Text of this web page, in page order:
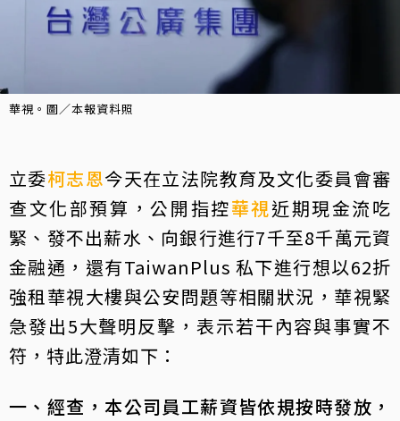
華視。圖／本報資料照
立委柯志恩今天在立法院教育及文化委員會審
查文化部預算，公開指控華視近期現金流吃
緊、發不出薪水、向銀行進行7千至8千萬元資
金融通，還有TaiwanPlus 私下進行想以62折
強租華視大樓與公安問題等相關狀況，華視緊
急發出5大聲明反擊，表示若干內容與事實不
符，特此澄清如下：
一、經查，本公司員工薪資皆依規按時發放，